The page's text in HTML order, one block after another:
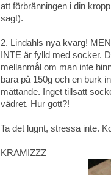
att förbränningen i din
sagt).
2. Lindahls nya kvarg!
INTE är fylld med socker.
mellanmål om man inte
bara på 150g och en burk
mättande. Inget tillsatt
vädret. Hur gott?!
Ta det lugnt, stressa inte.
KRAMIZZZ